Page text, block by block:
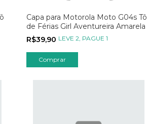
Capa para Motorola Moto G04s Tô
de Férias Girl Aventureira Amarela
R$39,90 LEVE 2, PAGUE 1
Comprar